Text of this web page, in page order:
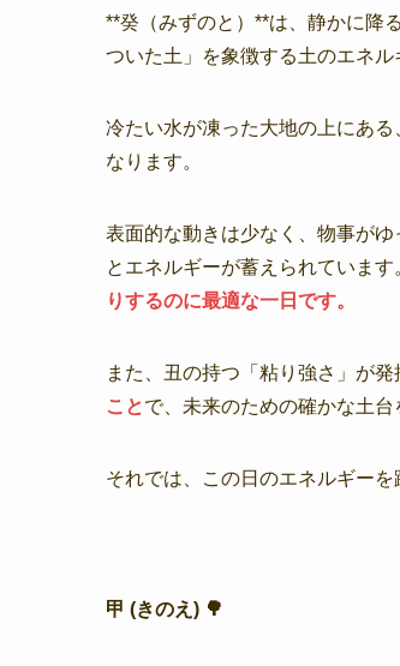
**癸（みずのと）**は、静かに降
ついた土」を象徴する土のエネル
冷たい水が凍った大地の上にあ
なります。
表面的な動きは少なく、物事が
とエネルギーが蓄えられています
りするのに最適な一日です。
また、丑の持つ「粘り強さ」が
ことで、未来のための確かな土台
それでは、この日のエネルギー
甲 (きのえ) 🌳